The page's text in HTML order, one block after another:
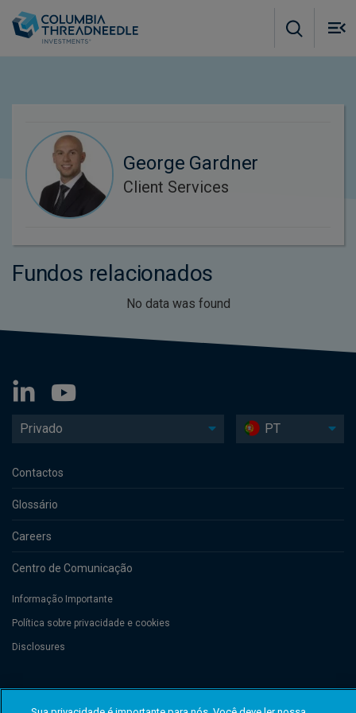
George Gardner
Client Services
Fundos relacionados
No data was found
Privado PT
Contactos
Glossário
Careers
Centro de Comunicação
Informação Importante
Política sobre privacidade e cookies
Disclosures
de Commerce et des Sociétés (Luxembourg), No. B 110242 and/or